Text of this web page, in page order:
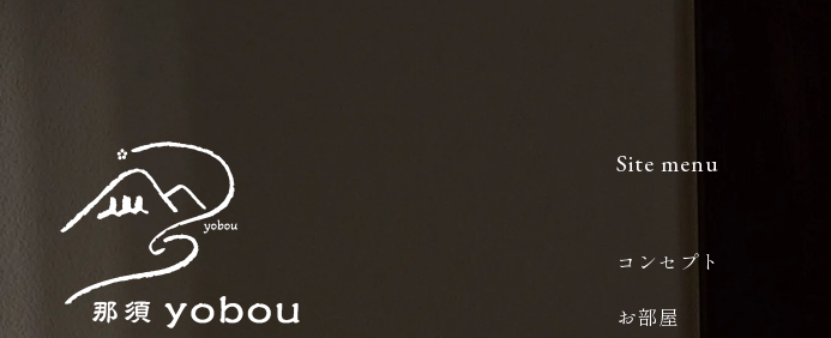
Site menu
コンセプト
お部屋